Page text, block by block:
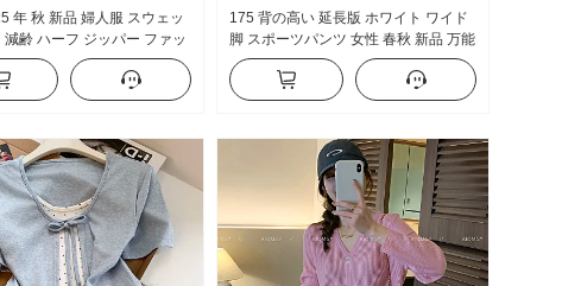
年 秋 新品 婦人服 スウェッ
減齢 ハーフ ジッパー ファッ
ロ襟 カジュアル 万能 スリム
175 背の高い 延長版 ホワイト ワイド
脚 スポーツパンツ 女性 春秋 新品 万能
ストライプ カジュアル フロアレング
ス ズボン